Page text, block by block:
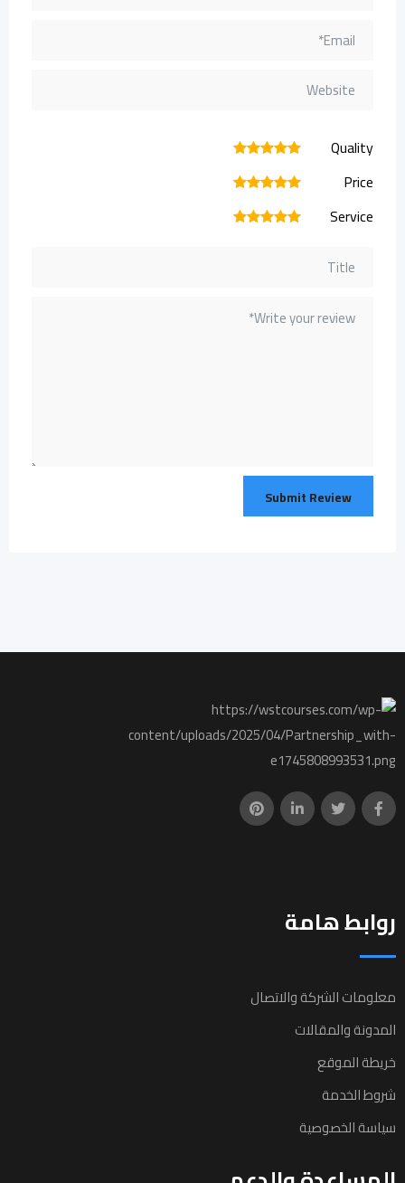
Quality
5
4
3
2
Price
5
4
3
2
Service
5
4
3
2
روابط هامة
معلومات الشركة والاتصال
المدونة والمقالات
خريطة الموقع
شروط الخدمة
سياسة الخصوصية